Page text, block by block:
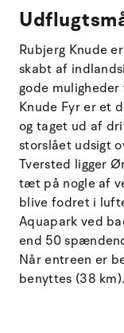
Rubjerg Knude
skabt af
gode
Knude Fyr er et
og taget ud af
storslået udsigt
Tversted ligger
tæt på nogle af
blive fodret i
Aquapark ved
end 50
Når entreen er
benyttes (38 km).